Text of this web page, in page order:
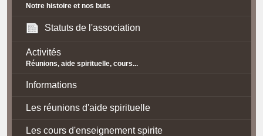
Notre histoire et nos buts
Statuts de l'association
Activités
Réunions, aide spirituelle, cours...
Informations
Les réunions d'aide spirituelle
Les cours d'enseignement spirite